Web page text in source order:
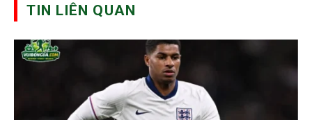
TIN LIÊN QUAN